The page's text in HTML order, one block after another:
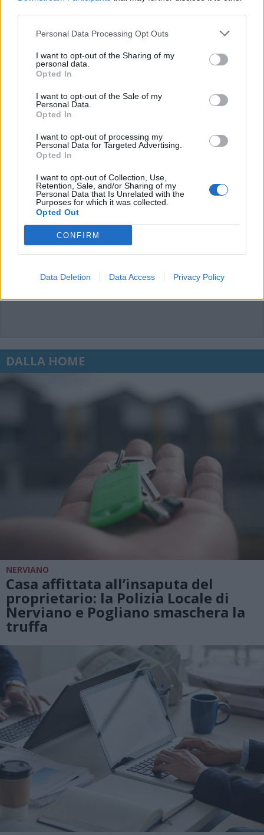
Personal Data Processing Opt Outs
I want to opt-out of the Sharing of my
personal data.
Opted In
I want to opt-out of the Sale of my
Personal Data.
Opted In
I want to opt-out of processing my
Personal Data for Targeted Advertising.
Opted In
I want to opt-out of Collection, Use,
Retention, Sale, and/or Sharing of my
Personal Data that Is Unrelated with the
Purposes for which it was collected.
Opted Out
CONFIRM
Data Deletion Data Access Privacy Policy
Commenti
Accedioregistrati
L'email è richiesta ma non verrà mostrata ai visitatori. Il contenuto di questo
commento esprime il pensiero dell'autore e non rappresenta la linea editoriale
di VareseNews.it, che rimane autonoma e indipendente. I messaggi inclusi nei
commenti non sono testi giornalistici, ma post inviati dai singoli lettori che
che includano uno o più link a siti esterni verranno rimossi in automatico dal
DALLA HOME
NERVIANO
Casa affittata all’insaputa del
proprietario: la Polizia Locale di
Nerviano e Pogliano smaschera la
truffa